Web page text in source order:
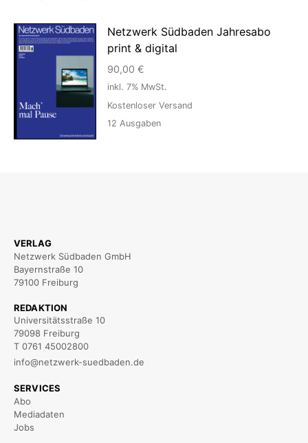
Netzwerk Südbaden Jahresabo
print & digital
90,00 €
inkl. 7% MwSt.
Kostenloser Versand
12 Ausgaben
VERLAG
Netzwerk Südbaden GmbH
Bayernstraße 10
79100 Freiburg
REDAKTION
Universitätsstraße 10
79098 Freiburg
T 0761 45002800
info@netzwerk-suedbaden.de
SERVICES
Abo
Mediadaten
Jobs